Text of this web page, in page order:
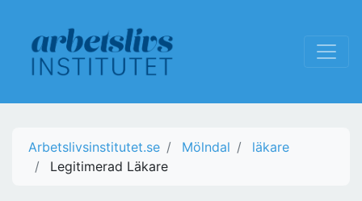
Arbetslivsinstitutet.se Mölndal
läkare
Legitimerad Läkare